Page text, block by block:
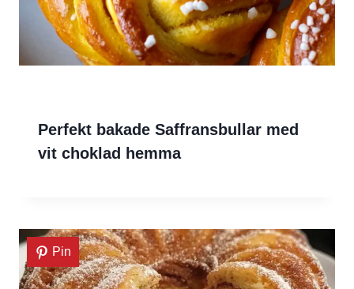
Perfekt bakade Saffransbullar med
vit choklad hemma
Pin